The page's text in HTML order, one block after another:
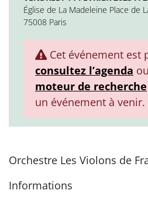
Église de La Madeleine Place de
75008 Paris
Cet événement est
consultez l’agenda ou
moteur de recherche
un événement à venir.
Orchestre Les Violons de
Informations